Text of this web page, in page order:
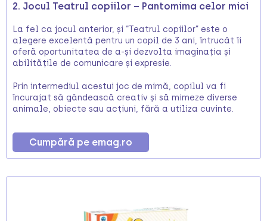
2. Jocul Teatrul copiilor – Pantomima celor mici
La fel ca jocul anterior, și “Teatrul copiilor” este o
alegere excelentă pentru un copil de 3 ani, întrucât îi
oferă oportunitatea de a-și dezvolta imaginația și
abilitățile de comunicare și expresie.
Prin intermediul acestui joc de mimă, copilul va fi
încurajat să gândească creativ și să mimeze diverse
animale, obiecte sau acțiuni, fără a utiliza cuvinte.
Cumpără pe emag.ro